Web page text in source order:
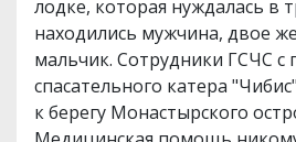
лодке, которая нуждалась в
находились мужчина, двое
мальчик. Сотрудники ГСЧС
спасательного катера
к берегу Монастырского